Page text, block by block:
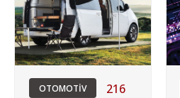
OTOMOTİV 216